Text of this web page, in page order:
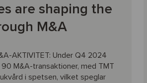
are shaping the
M&A
AKTIVITET: Under Q4 2024
M&A-transaktioner, med TMT
i spetsen, vilket speglar